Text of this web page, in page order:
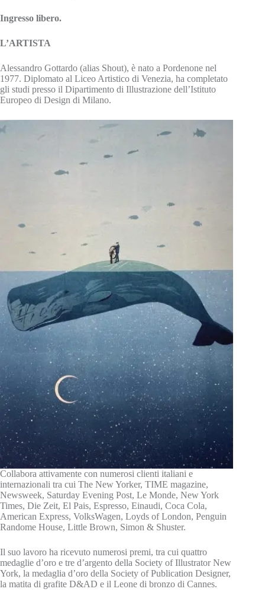
Ingresso libero.
L’ARTISTA
Alessandro Gottardo (alias Shout), è nato a Pordenone nel
1977. Diplomato al Liceo Artistico di Venezia, ha completato
gli studi presso il Dipartimento di Illustrazione dell’Istituto
Europeo di Design di Milano.
Collabora attivamente con numerosi clienti italiani e
internazionali tra cui The New Yorker, TIME magazine,
Newsweek, Saturday Evening Post, Le Monde, New York
Times, Die Zeit, El Pais, Espresso, Einaudi, Coca Cola,
American Express, VolksWagen, Loyds of London, Penguin
Randome House, Little Brown, Simon & Shuster.
Il suo lavoro ha ricevuto numerosi premi, tra cui quattro
medaglie d’oro e tre d’argento della Society of Illustrator New
York, la medaglia d’oro della Society of Publication Designer,
la matita di grafite D&AD e il Leone di bronzo di Cannes.